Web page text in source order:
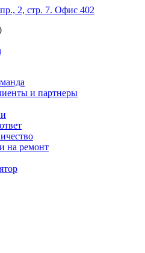
2, стр. 7. Офис 402
и партнеры
на ремонт